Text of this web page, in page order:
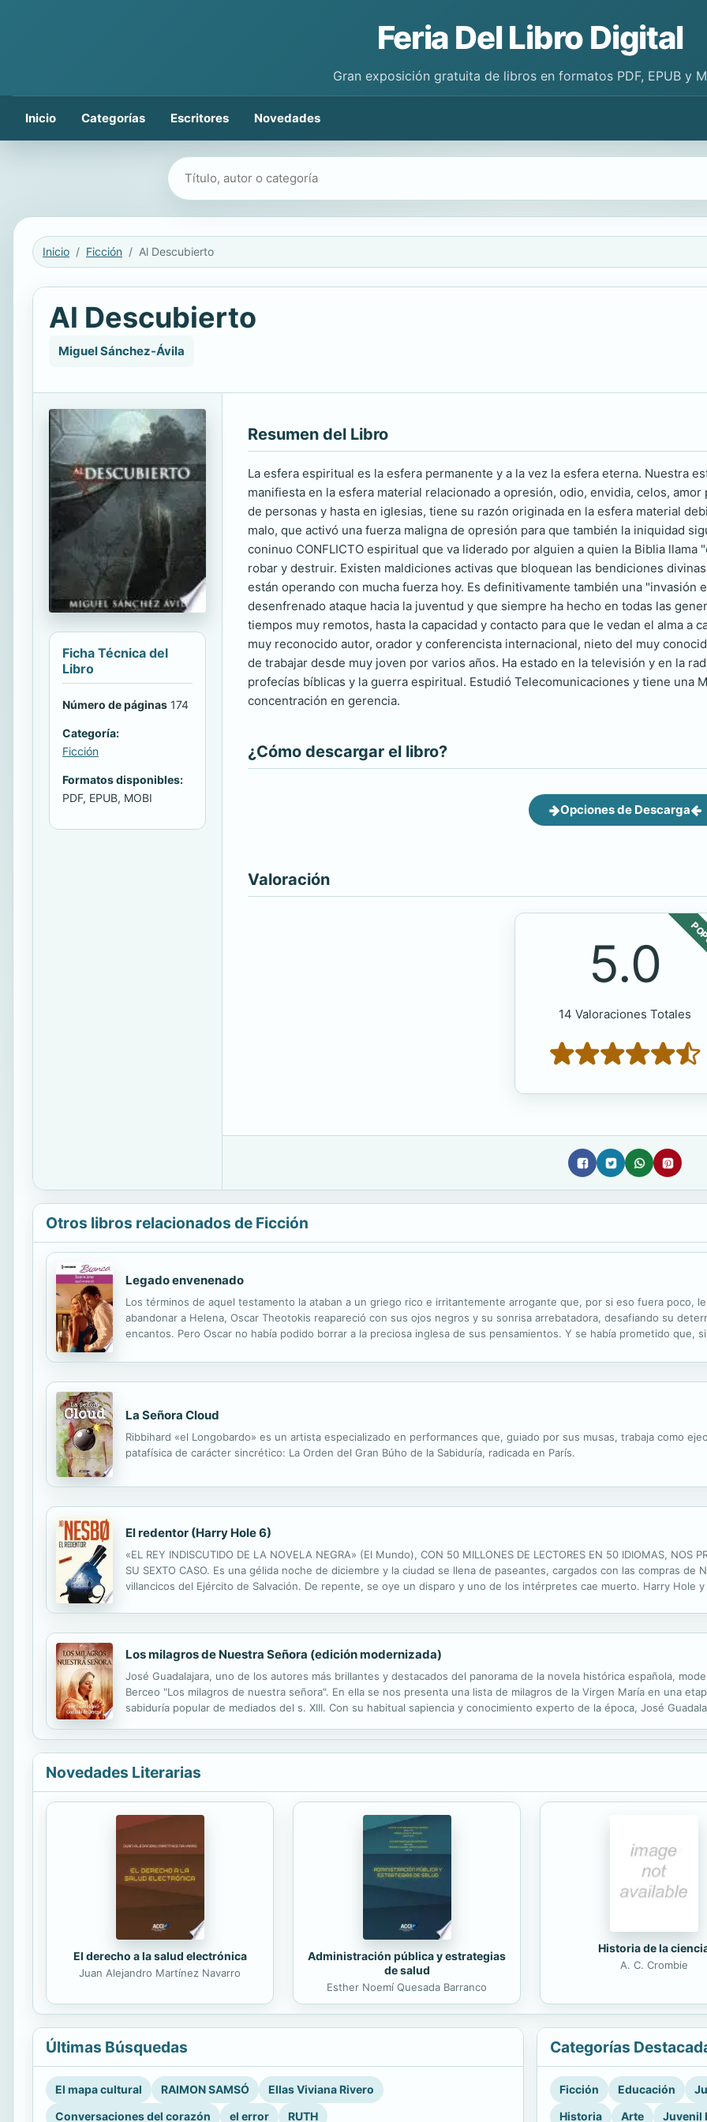
Feria Del Libro Digital
Gran exposición gratuita de libros en formatos PDF, EPUB y
Inicio Categorías Escritores Novedades
Buscar libros
Inicio Ficción Al Descubierto
Al Descubierto
Miguel Sánchez-Ávila
Ficha Técnica del
Libro
Número de páginas 174
Categoría:
Ficción
Formatos disponibles:
PDF, EPUB, MOBI
Resumen del Libro
La esfera espiritual es la esfera permanente y a la vez la esfera eterna. Nuestra
manifiesta en la esfera material relacionado a opresión, odio, envidia, celos,
de personas y hasta en iglesias, tiene su razón originada en la esfera material
malo, que activó una fuerza maligna de opresión para que también la iniquidad
coninuo CONFLICTO espiritual que va liderado por alguien a quien la Biblia llama
robar y destruir. Existen maldiciones activas que bloquean las bendiciones
están operando con mucha fuerza hoy. Es definitivamente también una "invasión
desenfrenado ataque hacia la juventud y que siempre ha hecho en todas las
tiempos muy remotos, hasta la capacidad y contacto para que le vedan el alma a
muy reconocido autor, orador y conferencista internacional, nieto del muy
de trabajar desde muy joven por varios años. Ha estado en la televisión y en la
profecías bíblicas y la guerra espiritual. Estudió Telecomunicaciones y tiene una
concentración en gerencia.
¿Cómo descargar el libro?
Opciones de Descarga
Valoración
5.0
14 Valoraciones Totales
Otros libros relacionados de Ficción
Legado envenenado
Los términos de aquel testamento la ataban a un griego rico e irritantemente arrogante que, por si eso fuera poco,
abandonar a Helena, Oscar Theotokis reapareció con sus ojos negros y su sonrisa arrebatadora, desafiando su
encantos. Pero Oscar no había podido borrar a la preciosa inglesa de sus pensamientos. Y se había prometido que,
La Señora Cloud
Ribbihard «el Longobardo» es un artista especializado en performances que, guiado por sus musas, trabaja como
patafísica de carácter sincrético: La Orden del Gran Búho de la Sabiduría, radicada en París.
El redentor (Harry Hole 6)
«EL REY INDISCUTIDO DE LA NOVELA NEGRA» (El Mundo), CON 50 MILLONES DE LECTORES EN 50 IDIOMAS, NOS
SU SEXTO CASO. Es una gélida noche de diciembre y la ciudad se llena de paseantes, cargados con las compras de
villancicos del Ejército de Salvación. De repente, se oye un disparo y uno de los intérpretes cae muerto. Harry Hole
Los milagros de Nuestra Señora (edición modernizada)
José Guadalajara, uno de los autores más brillantes y destacados del panorama de la novela histórica española,
Berceo "Los milagros de nuestra señora". En ella se nos presenta una lista de milagros de la Virgen María en una
sabiduría popular de mediados del s. XIII. Con su habitual sapiencia y conocimiento experto de la época, José
Novedades Literarias
El derecho a la salud electrónica
Juan Alejandro Martínez Navarro
Administración pública y estrategias
de salud
Esther Noemí Quesada Barranco
Historia de la
A. C. Crombie
Últimas Búsquedas
El mapa cultural RAIMON SAMSÓ
Ellas Viviana Rivero
Conversaciones del corazón
el error RUTH
Categorías
Ficción Educación
Historia
Arte Juvenil